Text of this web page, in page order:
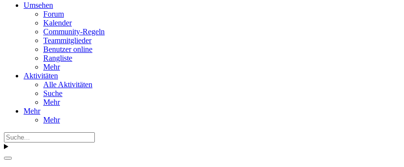
Umsehen
Forum
Kalender
Community-Regeln
Teammitglieder
Benutzer online
Rangliste
Mehr
Aktivitäten
Alle Aktivitäten
Suche
Mehr
Mehr
Mehr